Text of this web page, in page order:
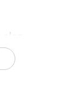
to
deeply